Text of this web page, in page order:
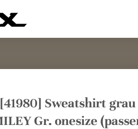
[41980] Sweatshirt grau
Gr. onesize